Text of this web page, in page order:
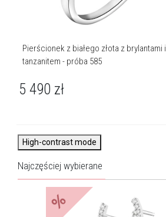
Pierścionek z białego złota z brylantami i
tanzanitem - próba 585
5 490 zł
High-contrast mode
Najczęściej wybierane
%